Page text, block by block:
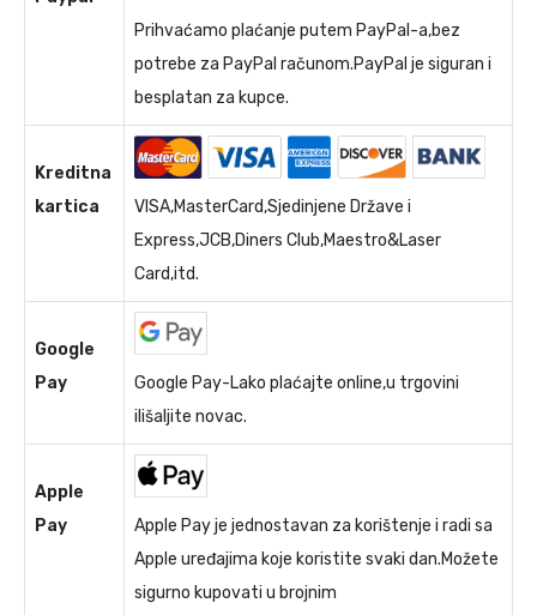
Prihvaćamo plaćanje putem PayPal-a,bez
potrebe za PayPal računom.PayPal je siguran i
besplatan za kupce.
Kreditna
kartica
VISA,MasterCard,Sjedinjene Države i
Express,JCB,Diners Club,Maestro&Laser
Card,itd.
Google
Pay
Google Pay-Lako plaćajte online,u trgovini
ilišaljite novac.
Apple
Pay
Apple Pay je jednostavan za korištenje i radi sa
Apple uređajima koje koristite svaki dan.Možete
sigurno kupovati u brojnim